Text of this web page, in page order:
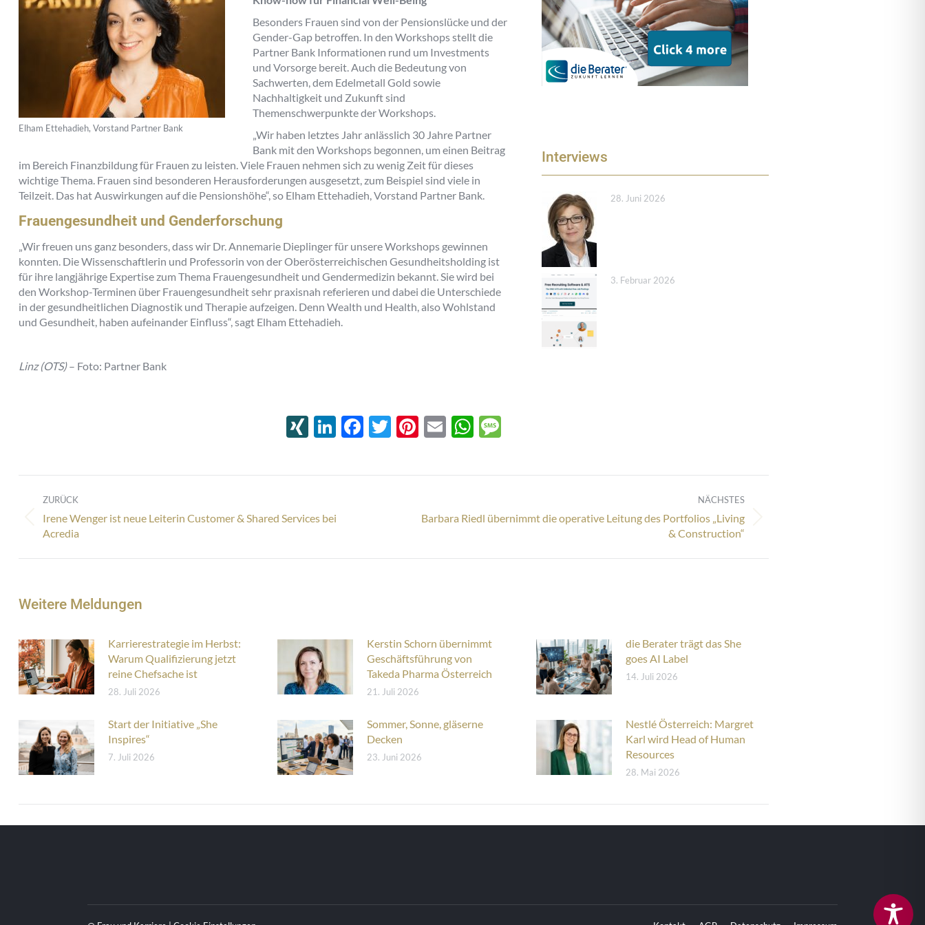
Elham Ettehadieh, Vorstand Partner Bank
Besonders Frauen sind von der Pensionslücke und der
Gender-Gap betroffen. In den Workshops stellt die
Partner Bank Informationen rund um Investments
und Vorsorge bereit. Auch die Bedeutung von
Sachwerten, dem Edelmetall Gold sowie
Nachhaltigkeit und Zukunft sind
Themenschwerpunkte der Workshops.
„Wir haben letztes Jahr anlässlich 30 Jahre Partner
Bank mit den Workshops begonnen, um einen Beitrag
im Bereich Finanzbildung für Frauen zu leisten. Viele Frauen nehmen sich zu wenig Zeit für dieses
wichtige Thema. Frauen sind besonderen Herausforderungen ausgesetzt, zum Beispiel sind viele in
Teilzeit. Das hat Auswirkungen auf die Pensionshöhe“, so Elham Ettehadieh, Vorstand Partner Bank.
Frauengesundheit und Genderforschung
„Wir freuen uns ganz besonders, dass wir Dr. Annemarie Dieplinger für unsere Workshops gewinnen
konnten. Die Wissenschaftlerin und Professorin von der Oberösterreichischen Gesundheitsholding ist
für ihre langjährige Expertise zum Thema Frauengesundheit und Gendermedizin bekannt. Sie wird bei
den Workshop-Terminen über Frauengesundheit sehr praxisnah referieren und dabei die Unterschiede
in der gesundheitlichen Diagnostik und Therapie aufzeigen. Denn Wealth und Health, also Wohlstand
und Gesundheit, haben aufeinander Einfluss“, sagt Elham Ettehadieh.
Linz (OTS)– Foto: Partner Bank
Interviews
28. Juni 2026
3. Februar 2026
XINGLinkedIn
Facebook
Twitter
Pinterest
EmailWhatsApp
ZURÜCK
Vorheriger
Beitrag:
Irene Wenger ist neue Leiterin Customer & Shared Services bei
Acredia
NÄCHSTES
Nächster
Barbara Riedl übernimmt die operative Leitung des Portfolios „Living
& Construction“
Weitere Meldungen
Karrierestrategie im Herbst:
Warum Qualifizierung jetzt
reine Chefsache ist
28. Juli 2026
Kerstin Schorn übernimmt
Geschäftsführung von
Takeda Pharma Österreich
21. Juli 2026
die Berater trägt das She
goes AI Label
14. Juli 2026
Start der Initiative „She
Inspires“
7. Juli 2026
Sommer, Sonne, gläserne
Decken
23. Juni 2026
Nestlé Österreich: Margret
Karl wird Head of Human
Resources
28. Mai 2026